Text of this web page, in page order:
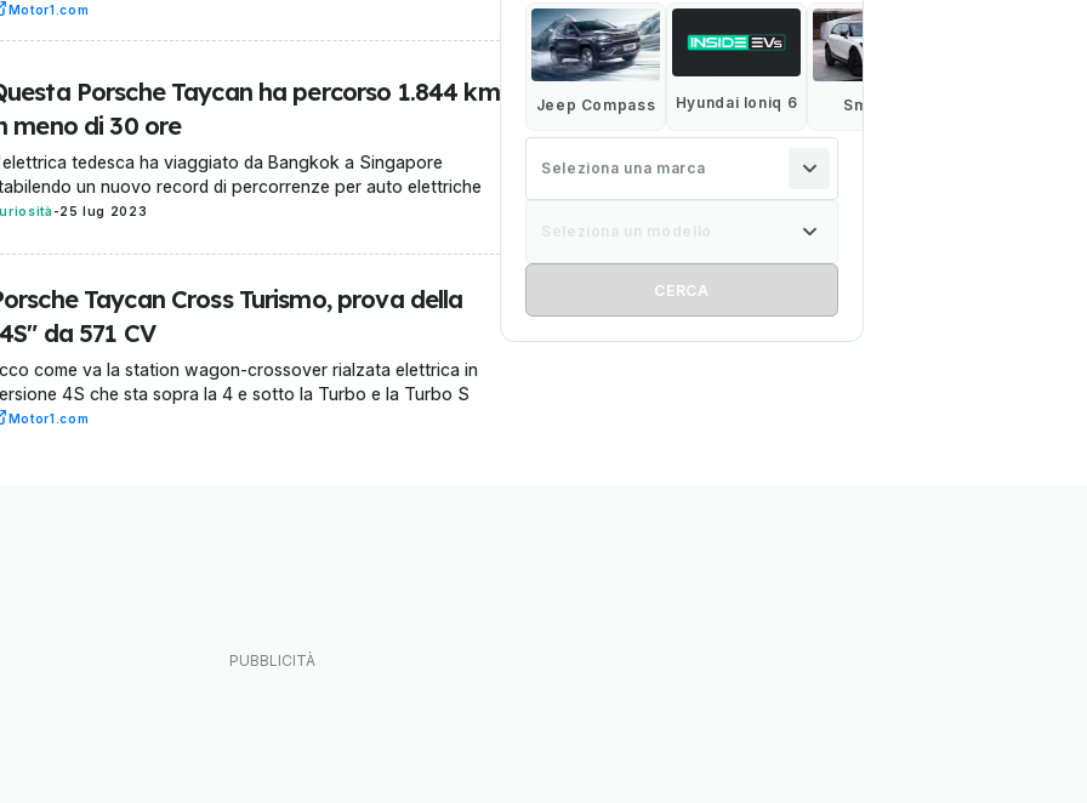
Motor1.com
Porsche Taycan ha percorso 1.844 km
meno di 30 ore
tedesca ha viaggiato da Bangkok a Singapore
un nuovo record di percorrenze per auto elettriche
-25 lug 2023
Taycan Cross Turismo, prova della
da 571 CV
come va la station wagon-crossover rialzata elettrica in
4S che sta sopra la 4 e sotto la Turbo e la Turbo S
Motor1.com
Jeep Compass Hyundai Ioniq 6 Smart #1
Seleziona una marca
Seleziona un modello